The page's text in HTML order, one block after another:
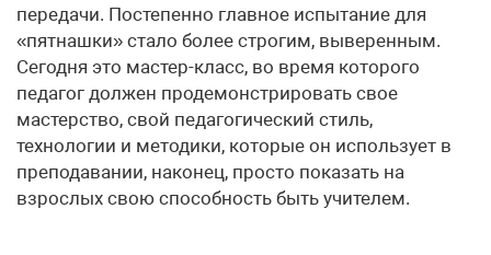
передачи. Постепенно главное испытание для
«пятнашки» стало более строгим, выверенным.
Сегодня это мастер-класс, во время которого
педагог должен продемонстрировать свое
мастерство, свой педагогический стиль,
технологии и методики, которые он использует в
преподавании, наконец, просто показать на
взрослых свою способность быть учителем.